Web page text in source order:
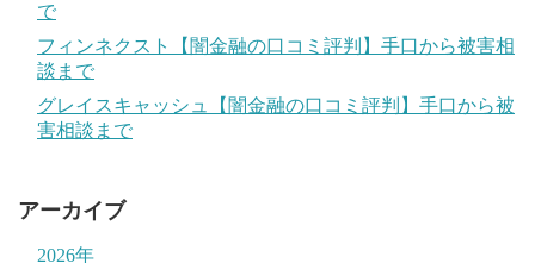
で
フィンネクスト【闇金融の口コミ評判】手口から被害相
談まで
グレイスキャッシュ【闇金融の口コミ評判】手口から被
害相談まで
アーカイブ
2026年